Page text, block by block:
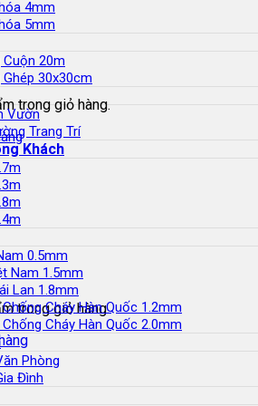
trong giỏ hàng.
trong giỏ hàng.
4mm
5mm
20m
30x30cm
Vườn
Trang Trí
Khách
0.5mm
Nam 1.5mm
Lan 1.8mm
Cháy Hàn Quốc 1.2mm
Cháy Hàn Quốc 2.0mm
Phòng
Đình